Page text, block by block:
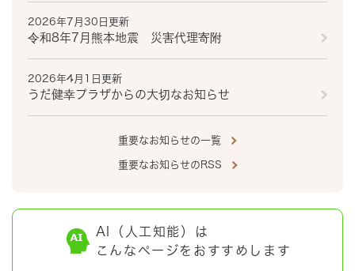
2026年7月30日更新
令和8年7月熊本地震 災害代理寄附
2026年4月1日更新
うだ健幸プラザからの大切なお知らせ
重要なお知らせの一覧
重要なお知らせのRSS
AI（人工知能）は
こんなページをおすすめします